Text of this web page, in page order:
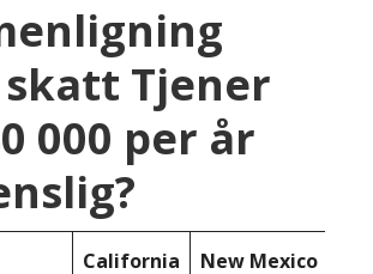
Tjener
000 per år
California New Mexico